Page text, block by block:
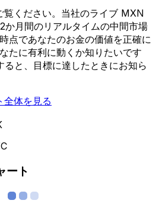
ください。当社のライブ MXN
か月間のリアルタイムの中間市場
点であなたのお金の価値を正確に
たに有利に動くか知りたいです
と、目標に達したときにお知ら
全体を見る
ート